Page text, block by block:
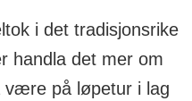
i det tradisjonsrike
handla det mer om
være på løpetur i lag